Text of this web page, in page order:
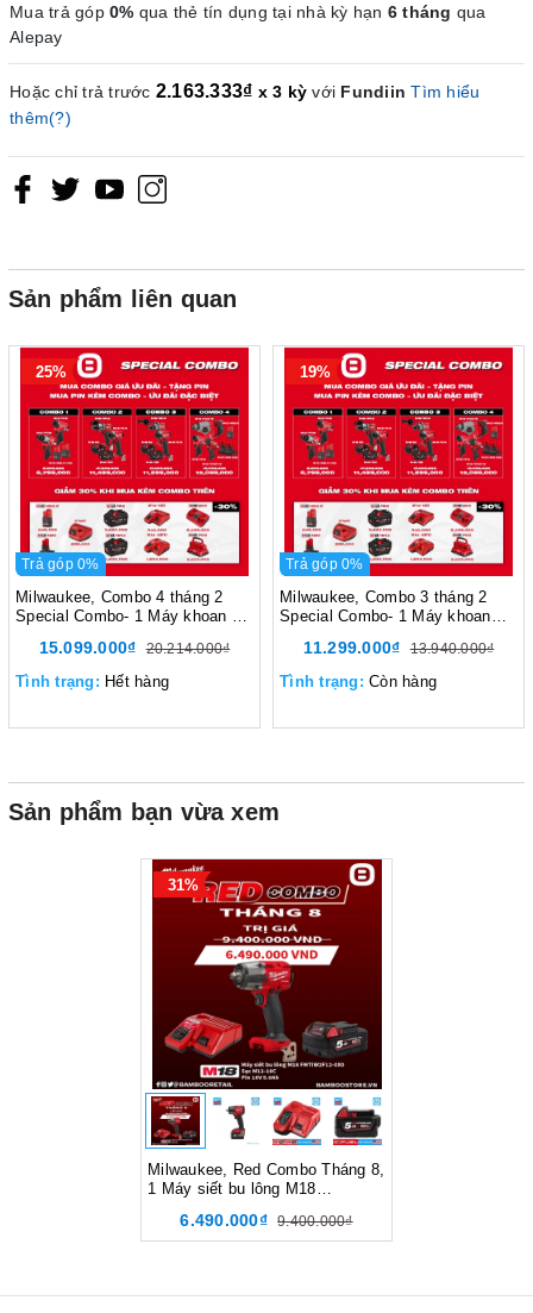
Mua trả góp 0% qua thẻ tín dụng tại nhà kỳ hạn 6 tháng qua
Alepay
Hoặc chỉ trả trước 2.163.333₫ x 3 kỳ với Fundiin Tìm hiểu
thêm(?)
Sản phẩm liên quan
Trả góp 0%
25%
Milwaukee, Combo 4 tháng 2
Special Combo- 1 Máy khoan bê
vít M12 FID2, 1 Máy siết bu lông
M12 FIW2F12, 2 Pin M12HB5, 1
Pin M12HB2.5
15.099.000₫ 20.214.000₫
Tình trạng: Hết hàng
Trả góp 0%
19%
Milwaukee, Combo 3 tháng 2
Special Combo- 1 Máy khoan
vít M18 FID3, 2 Pin M18B5
11.299.000₫ 13.940.000₫
Tình trạng: Còn hàng
Sản phẩm bạn vừa xem
31%
Milwaukee, Red Combo Tháng 8,
1 Máy siết bu lông M18
18C, 1 Pin M18B5
6.490.000₫ 9.400.000₫